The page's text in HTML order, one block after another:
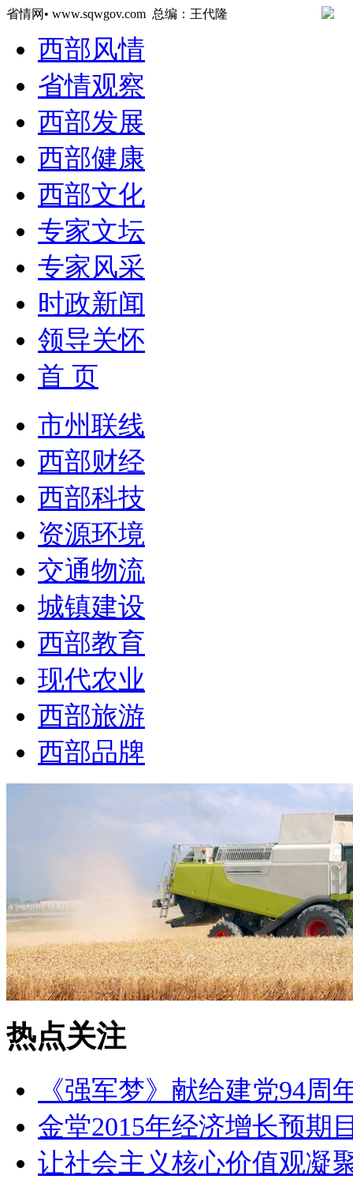
省情网• www.sqwgov.com 总编：王代隆
西部风情
省情观察
西部发展
西部健康
西部文化
专家文坛
专家风采
时政新闻
领导关怀
首 页
市州联线
西部财经
西部科技
资源环境
交通物流
城镇建设
西部教育
现代农业
西部旅游
西部品牌
热点关注
《强军梦》献给建党94周
金堂2015年经济增长预期
让社会主义核心价值观凝